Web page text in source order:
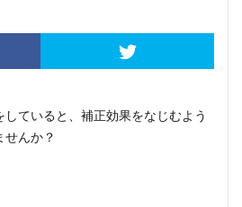
ていると、補正効果をなじむよう
せんか？